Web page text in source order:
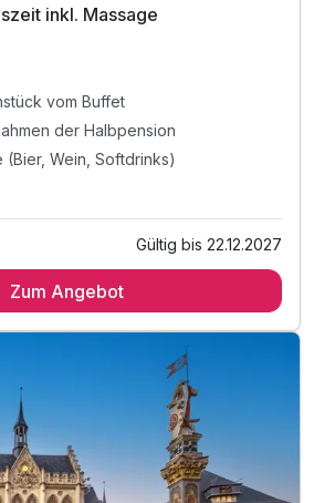
inkl. Massage
vom Buffet
der Halbpension
Wein, Softdrinks)
vom Buffet
von max. 1,5 Stunden
(15 Minuten)
(15:00 - 21:00 Uhr)
Gültig bis 22.12.2027
Zum Angebot